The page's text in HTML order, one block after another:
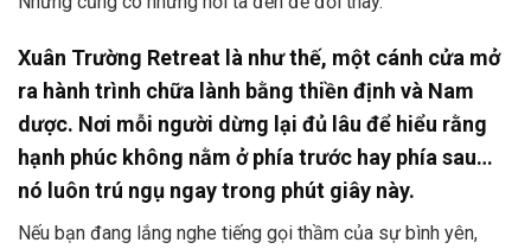
Xuân Trường Retreat là như thế, một cánh cửa mở
ra hành trình chữa lành bằng thiền định và Nam
dược. Nơi mỗi người dừng lại đủ lâu để hiểu rằng
hạnh phúc không nằm ở phía trước hay phía sau…
nó luôn trú ngụ ngay trong phút giây này.
Nếu bạn đang lắng nghe tiếng gọi thầm của sự bình yên,